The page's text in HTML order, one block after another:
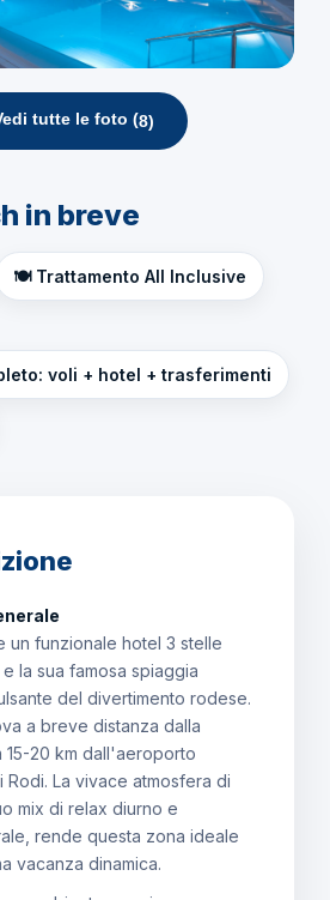
tutte le foto (8)
in breve
🍽️ Trattamento All Inclusive
voli + hotel + trasferimenti
un funzionale hotel 3 stelle
la sua famosa spiaggia
del divertimento rodese.
a breve distanza dalla
15-20 km dall'aeroporto
Rodi. La vivace atmosfera di
mix di relax diurno e
rende questa zona ideale
vacanza dinamica.